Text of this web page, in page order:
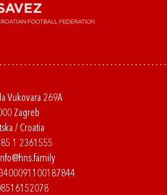
Vukovara 269A
Zagreb
/ Croatia
1 2361555